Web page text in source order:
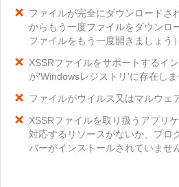
ファイルが完全にダウンロードさ
からもう一度ファイルをダウンロ
ファイルをもう一度開きましょう
XSSRファイルをサポートするイ
が'Windowsレジストリ'に存在し
ファイルがウイルス又はマルウェ
XSSRファイルを取り扱うアプリ
対応するリソースがないか、プロ
バーがインストールされていませ